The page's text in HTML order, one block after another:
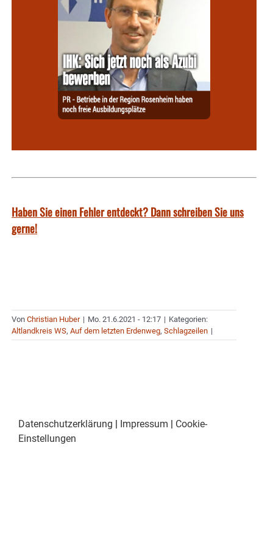
Haben Sie einen Fehler entdeckt? Dann schreiben Sie uns
gerne!
Von Christian Huber | Mo. 21.6.2021 - 12:17 | Kategorien:
Altlandkreis WS, Auf dem letzten Erdenweg, Schlagzeilen |
Datenschutzerklärung | Impressum | Cookie-
Einstellungen